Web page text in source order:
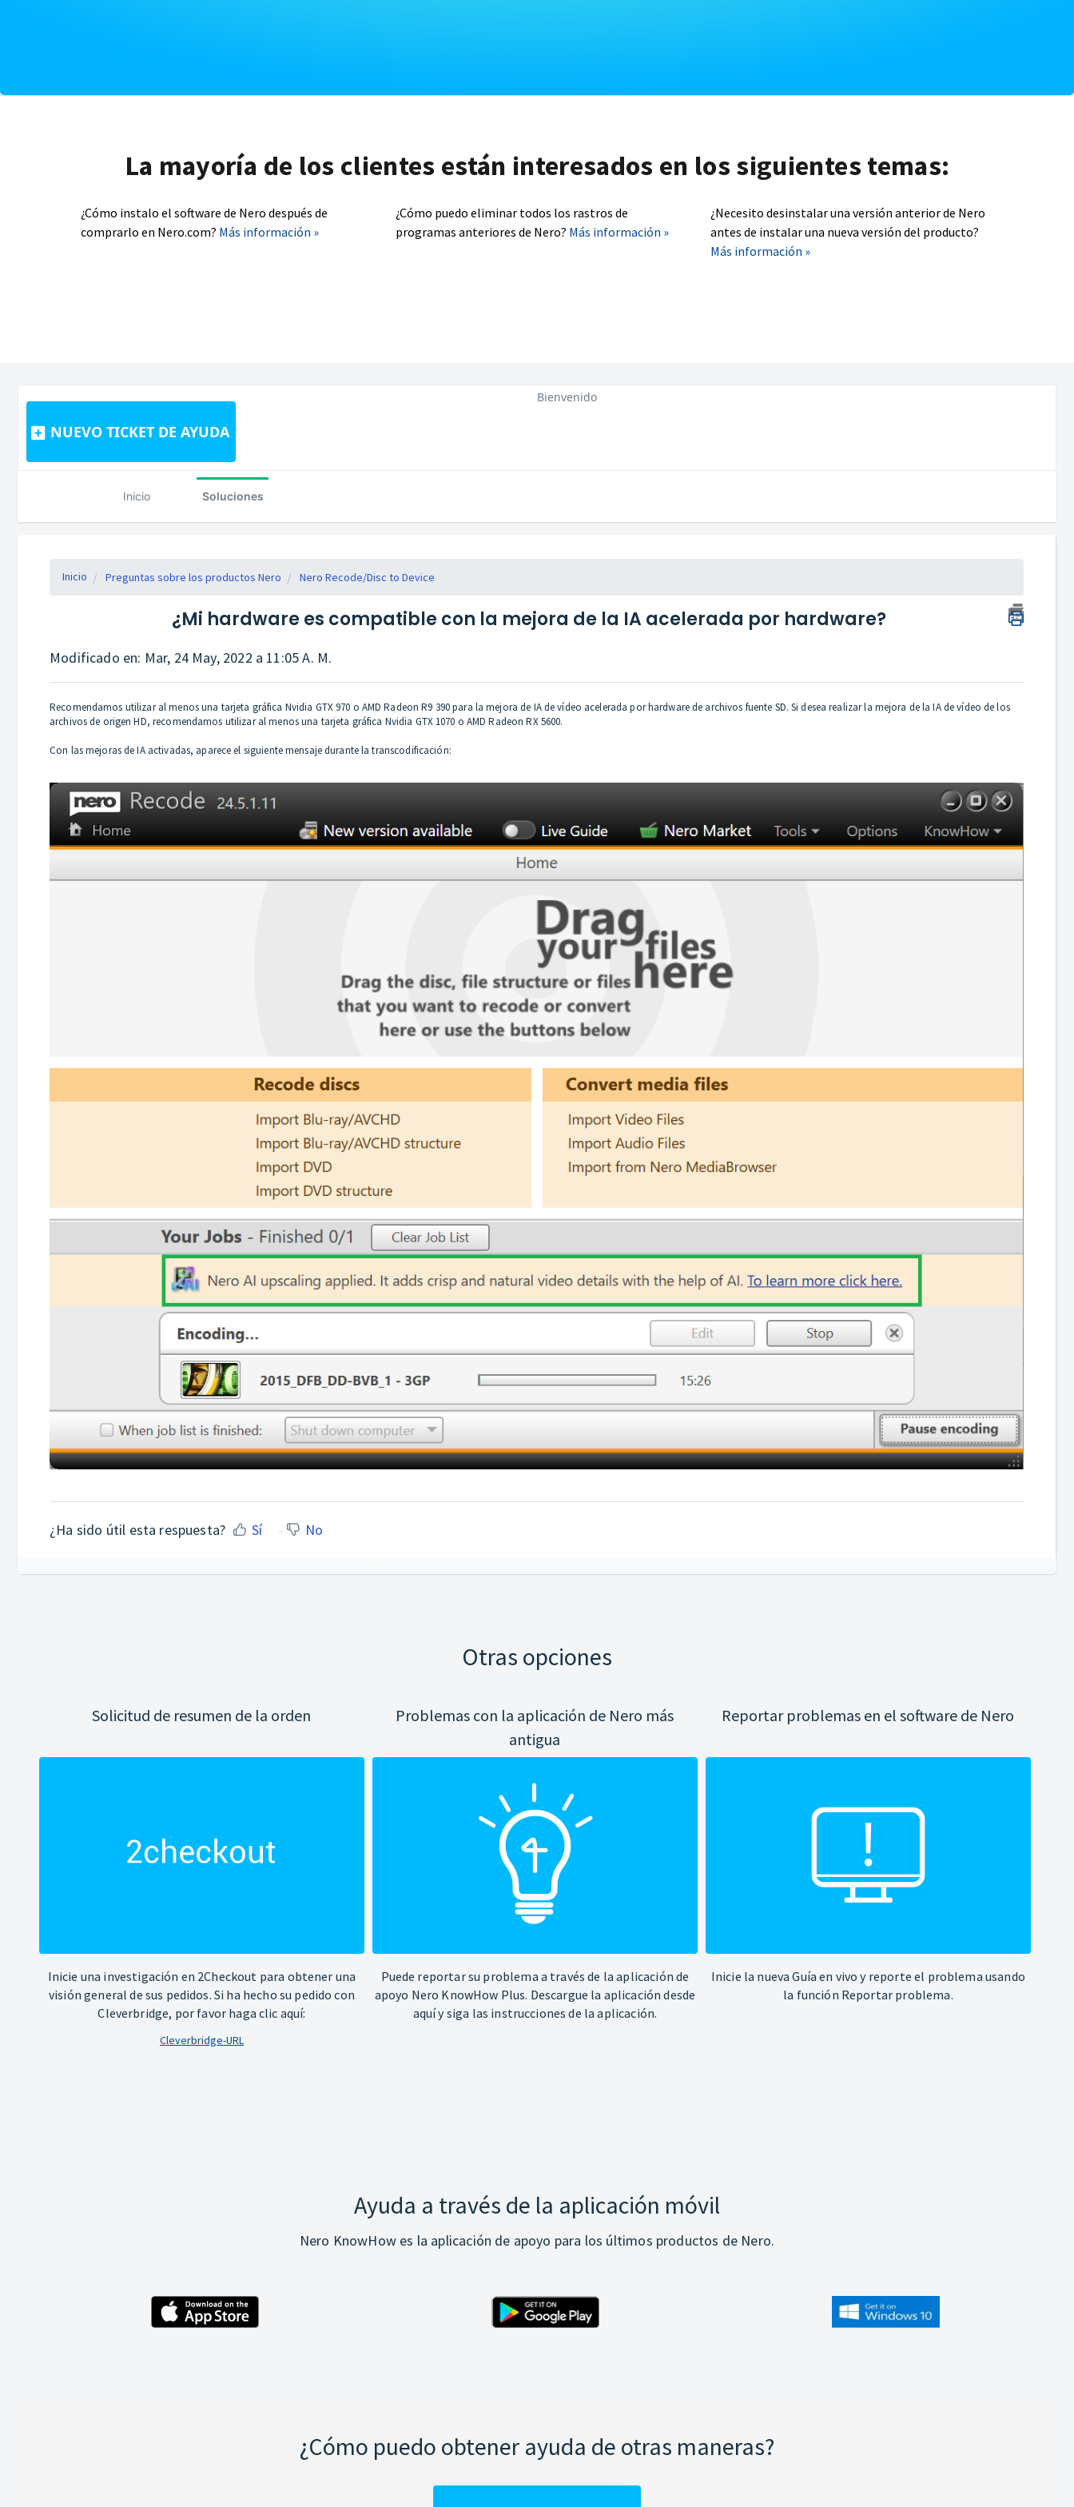
La mayoría de los clientes están interesados en los siguientes temas:
¿Cómo instalo el software de Nero después de
comprarlo en Nero.com? Más información »
¿Cómo puedo eliminar todos los rastros de
programas anteriores de Nero? Más información »
¿Necesito desinstalar una versión anterior de Nero
antes de instalar una nueva versión del producto?
Más información »
NUEVO TICKET DE AYUDA
Bienvenido
Inicio Soluciones
Inicio Preguntas sobre los productos Nero Nero Recode/Disc to Device
¿Mi hardware es compatible con la mejora de la IA acelerada por hardware?
Modificado en: Mar, 24 May, 2022 a 11:05 A. M.
Recomendamos utilizar al menos una tarjeta gráfica Nvidia GTX 970 o AMD Radeon R9 390 para la mejora de IA de vídeo acelerada por hardware de archivos fuente SD. Si desea realizar la mejora de la IA de vídeo de los
archivos de origen HD, recomendamos utilizar al menos una tarjeta gráfica Nvidia GTX 1070 o AMD Radeon RX 5600.
Con las mejoras de IA activadas, aparece el siguiente mensaje durante la transcodificación:
¿Ha sido útil esta respuesta? Sí No
Otras opciones
Solicitud de resumen de la orden
Inicie una investigación en 2Checkout para obtener una
visión general de sus pedidos. Si ha hecho su pedido con
Cleverbridge, por favor haga clic aquí:
Cleverbridge-URL
Problemas con la aplicación de Nero más
antigua
Puede reportar su problema a través de la aplicación de
apoyo Nero KnowHow Plus. Descargue la aplicación desde
aquí y siga las instrucciones de la aplicación.
Reportar problemas en el software de Nero
Inicie la nueva Guía en vivo y reporte el problema usando
la función Reportar problema.
Ayuda a través de la aplicación móvil
Nero KnowHow es la aplicación de apoyo para los últimos productos de Nero.
¿Cómo puedo obtener ayuda de otras maneras?